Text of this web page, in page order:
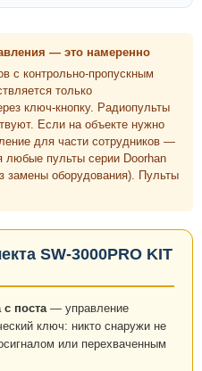
— это намеренно
с контрольно-пропускным
только
ключ-кнопку. Радиопульты
Если на объекте нужно
для части сотрудников —
любые пульты серии Doorhan
замены оборудования). Пульты
SW-3000PRO KIT
поста — управление
ключ: никто снаружи не
или перехваченным